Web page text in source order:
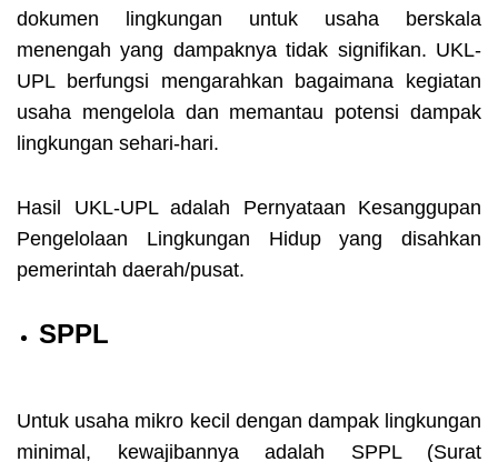
dokumen lingkungan untuk usaha berskala
menengah yang dampaknya tidak signifikan. UKL-
UPL berfungsi mengarahkan bagaimana kegiatan
usaha mengelola dan memantau potensi dampak
lingkungan sehari-hari.
Hasil UKL-UPL adalah Pernyataan Kesanggupan
Pengelolaan Lingkungan Hidup yang disahkan
pemerintah daerah/pusat.
SPPL
Untuk usaha mikro kecil dengan dampak lingkungan
minimal, kewajibannya adalah SPPL (Surat